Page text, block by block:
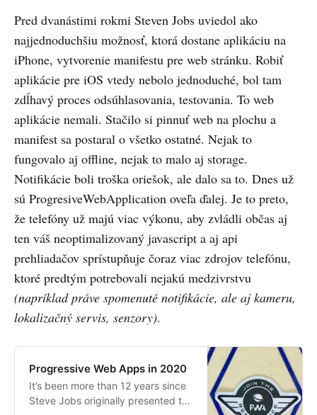
Pred dvanástimi rokmi Steven Jobs uviedol ako
najjednoduchšiu možnosť, ktorá dostane aplikáciu na
iPhone, vytvorenie manifestu pre web stránku. Robiť
aplikácie pre iOS vtedy nebolo jednoduché, bol tam
zdĺhavý proces odsúhlasovania, testovania. To web
aplikácie nemali. Stačilo si pinnuť web na plochu a
manifest sa postaral o všetko ostatné. Nejak to
fungovalo aj offline, nejak to malo aj storage.
Notifikácie boli troška oriešok, ale dalo sa to. Dnes už
sú ProgresiveWebApplication oveľa ďalej. Je to preto,
že telefóny už majú viac výkonu, aby zvládli občas aj
ten váš neoptimalizovaný javascript a aj api
prehliadačov sprístupňuje čoraz viac zdrojov telefónu,
ktoré predtým potrebovali nejakú medzivrstvu
(napríklad práve spomenuté notifikácie, ale aj kameru,
lokalizačný servis, senzory).
Progressive Web Apps in 2020
It’s been more than 12 years since
Steve Jobs originally presented the